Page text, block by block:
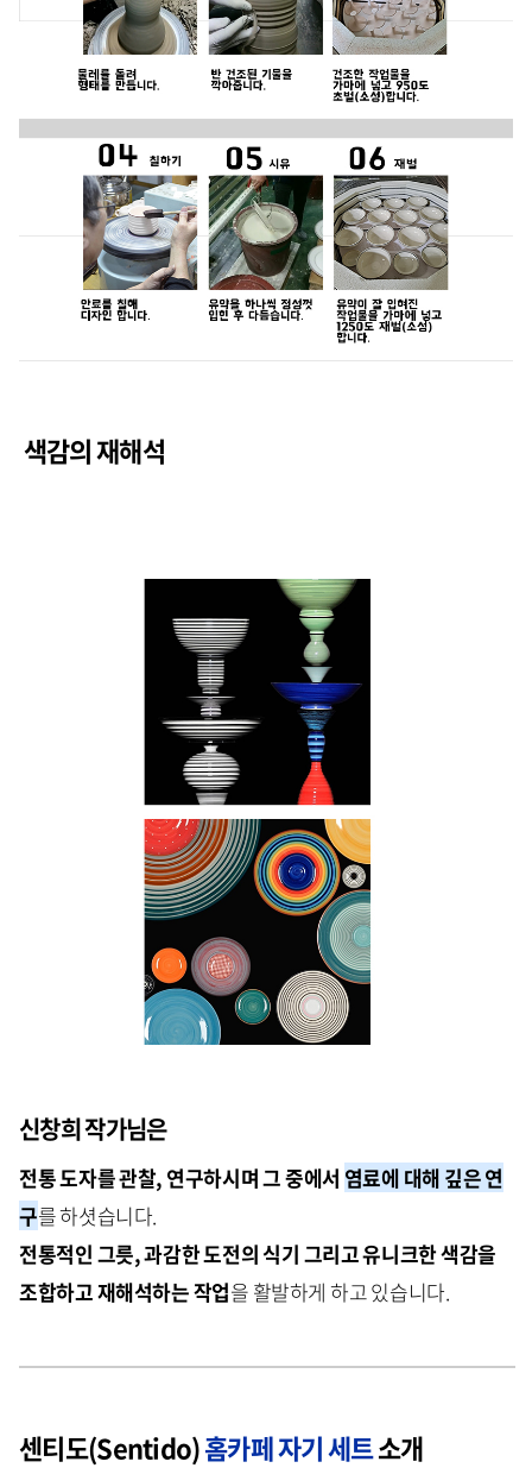
색감의 재해석
신창희 작가님은
전통 도자를 관찰, 연구하시며 그 중에서 염료에 대해 깊은 연
구를 하셧습니다.
전통적인 그릇, 과감한 도전의 식기 그리고 유니크한 색감을
조합하고 재해석하는 작업을 활발하게 하고 있습니다.
센티도(Sentido)홈카페 자기 세트소개